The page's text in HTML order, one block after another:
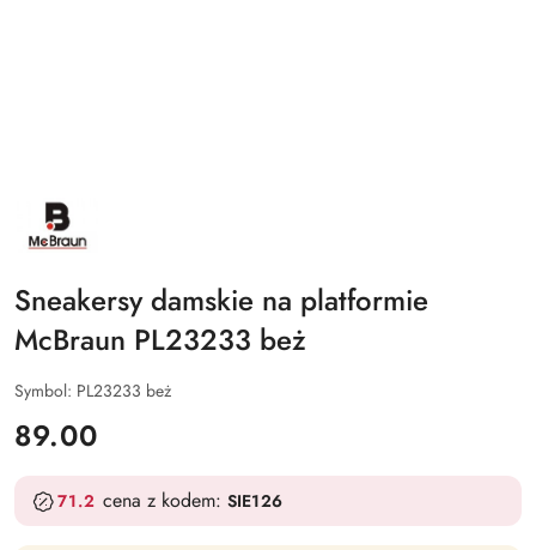
NAZWA
PRODUCENTA:
MCBRAUN
Sneakersy damskie na platformie
McBraun PL23233 beż
Symbol: PL23233 beż
cena:
89.00
71.2 cena z kodem: SIE126